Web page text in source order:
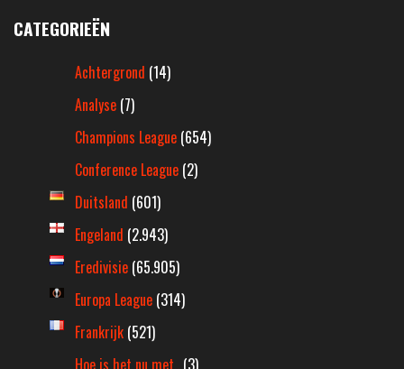
CATEGORIEËN
Achtergrond (14)
Analyse (7)
Champions League (654)
Conference League (2)
Duitsland (601)
Engeland (2.943)
Eredivisie (65.905)
Europa League (314)
Frankrijk (521)
Hoe is het nu met.. (3)